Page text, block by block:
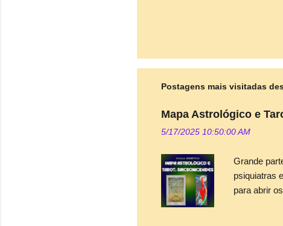
Postagens mais visitadas
Mapa Astrológico e
5/17/2025 10:50:00 AM
Grande
psiquiatras
para abrir
e intuitiva